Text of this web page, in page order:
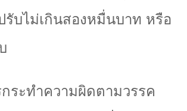
รับไม่เกินสองหมื่นบาท หรือ
ระทำความผิดตามวรรค